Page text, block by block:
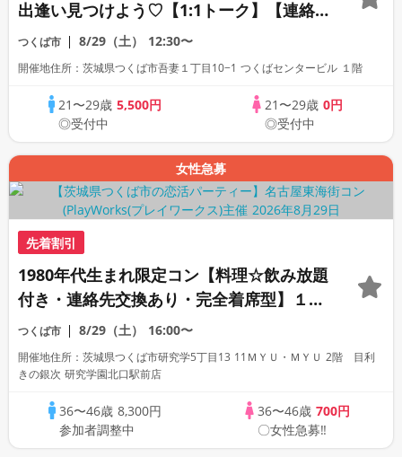
出逢い見つけよう♡【1:1トーク】【連絡
先自由交換】
つくば市 8/29（土） 12:30〜
開催地住所：茨城県つくば市吾妻１丁目10−1 つくばセンタービル １階
21〜29歳5,500円
◎受付中
21〜29歳 0円
◎受付中
女性急募
先着割引
1980年代生まれ限定コン【料理☆飲み放題
付き・連絡先交換あり・完全着席型】１名
参加多数・初参加も大歓迎☆
つくば市 8/29（土） 16:00〜
開催地住所：茨城県つくば市研究学5丁目13 11ＭＹＵ・ＭＹＵ 2階 目利
きの銀次 研究学園北口駅前店
36〜46歳 8,300円
参加者調整中
36〜46歳 700円
〇女性急募‼